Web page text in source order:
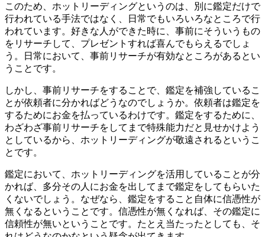
このため、ホットリーディングというのは、別に鑑定だけで
行われている手法ではなく、日常でもいろいろなところで行
われています。好きな人ができた時に、事前にそういうもの
をリサーチして、プレゼントすれば喜んでもらえるでしょ
う。日常において、事前リサーチが有効なところがあるとい
うことです。
しかし、事前リサーチをすることで、鑑定を補強しているこ
とが依頼者に分かればどうなのでしょうか。依頼者は鑑定を
するためにお金を払っているわけです。鑑定をするために、
わざわざ事前リサーチをしてまで特殊能力だと見せかけよう
としているから、ホットリーディングが敬遠されるというこ
とです。
鑑定において、ホットリーディングを活用していることが分
かれば、多分その人にお金を出してまで鑑定をしてもらいた
くないでしょう。なぜなら、鑑定をすること自体に信憑性が
無くなるということです。信憑性が無くなれば、その鑑定に
信頼性が無いということです。たとえ当たったとしても、そ